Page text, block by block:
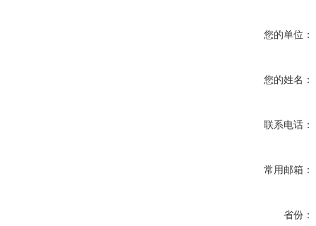
您的单位：
您的姓名：
联系电话：
常用邮箱：
省份：